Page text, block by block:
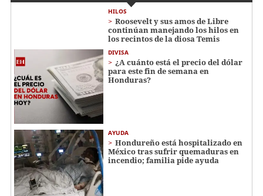
HILOS
Roosevelt y sus amos de Libre
continúan manejando los hilos en
los recintos de la diosa Temis
DIVISA
¿A cuánto está el precio del dólar
para este fin de semana en
Honduras?
AYUDA
Hondureño está hospitalizado en
México tras sufrir quemaduras en
incendio; familia pide ayuda